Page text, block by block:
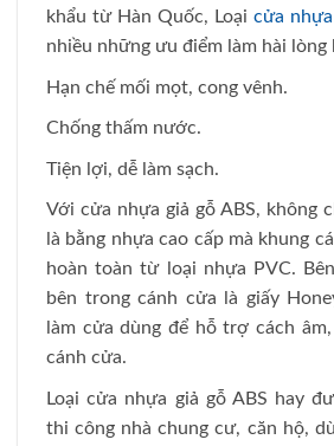
khẩu từ Hàn Quốc, Loại cửa
nhiều những ưu điểm làm hài lòng
Hạn chế mối mọt, cong vênh.
Chống thấm nước.
Tiện lợi, dễ làm sạch.
Với cửa nhựa giả gỗ ABS, không
là bằng nhựa cao cấp mà khung
hoàn toàn từ loại nhựa PVC.
bên trong cánh cửa là giấy
làm cửa dùng để hỗ trợ cách
cánh cửa.
Loại cửa nhựa giả gỗ ABS hay
thi công nhà chung cư, căn hộ,